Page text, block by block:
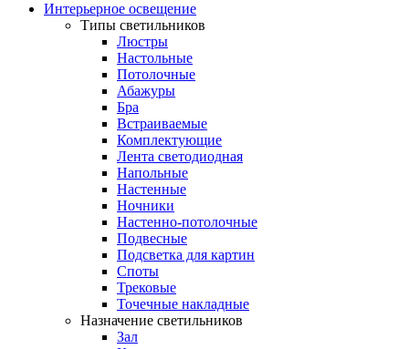
Интерьерное освещение
Типы светильников
Люстры
Настольные
Потолочные
Абажуры
Бра
Встраиваемые
Комплектующие
Лента светодиодная
Напольные
Настенные
Ночники
Настенно-потолочные
Подвесные
Подсветка для картин
Споты
Трековые
Точечные накладные
Назначение светильников
Зал